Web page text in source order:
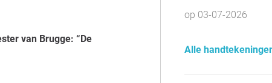
op 03-07-2026
Alle